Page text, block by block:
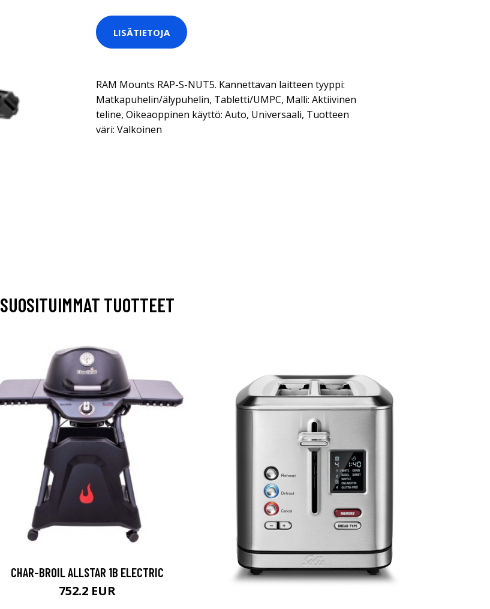
LISÄTIETOJA
RAM Mounts RAP-S-NUT5. Kannettavan laitteen tyyppi:
Matkapuhelin/älypuhelin, Tabletti/UMPC, Malli: Aktiivinen
teline, Oikeaoppinen käyttö: Auto, Universaali, Tuotteen
väri: Valkoinen
SUOSITUIMMAT TUOTTEET
CHAR-BROIL ALLSTAR 1B ELECTRIC
752.2 EUR